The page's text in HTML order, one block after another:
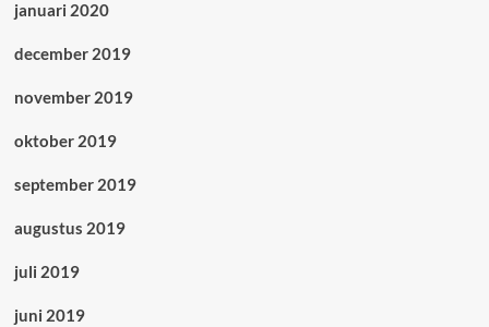
januari 2020
december 2019
november 2019
oktober 2019
september 2019
augustus 2019
juli 2019
juni 2019